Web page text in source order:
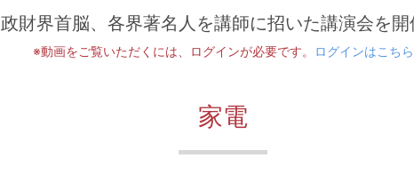
政財界首脳、各界著名人を講師に招いた講演会を開
※動画をご覧いただくには、ログインが必要です。 ログインはこちら
家電